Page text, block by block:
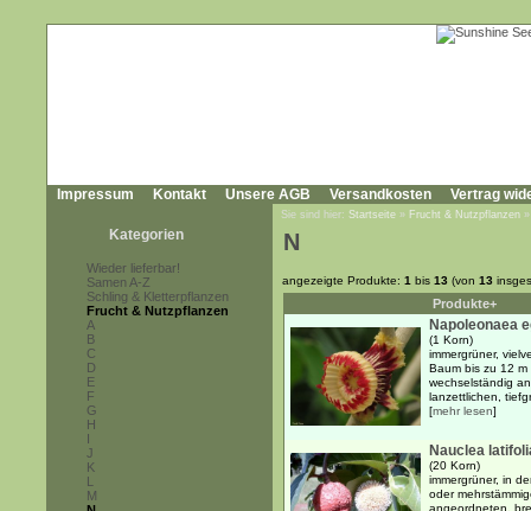
Impressum Kontakt Unsere AGB Versandkosten Vertrag
Kategorien
Wieder lieferbar!
Samen A-Z
Schling & Kletterpflanzen
Frucht & Nutzpflanzen
A
B
C
D
E
F
G
H
I
J
K
L
M
Sie sind hier: Startseite » Frucht & Nutzpflanzen
N
angezeigte Produkte: 1 bis 13 (von 13
Produkte+
Napoleonaea
(1 Korn)
immergrüner,
Baum bis zu 12
wechselständig
lanzettlichen,
[mehr lesen]
Nauclea
(20 Korn)
immergrüner, in
oder
angeordneten,